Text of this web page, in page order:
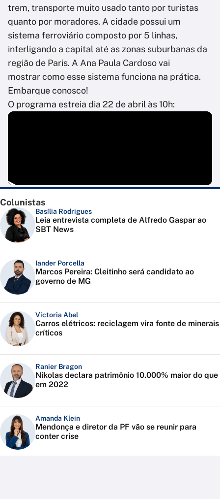
trem, transporte muito usado tanto por turistas
quanto por moradores. A cidade possui um
sistema ferroviário composto por 5 linhas,
interligando a capital até as zonas suburbanas da
região de Paris. A Ana Paula Cardoso vai
mostrar como esse sistema funciona na prática.
Embarque conosco!
O programa estreia dia 22 de abril às 10h:
Colunistas
Basília Rodrigues
Leia entrevista completa de Alfredo Gaspar ao
SBT News
Iander Porcella
Marcos Pereira: Cleitinho será candidato ao
governo de MG
Victoria Abel
Carros elétricos: reciclagem vira fonte de minerais
críticos
Ranier Bragon
Nikolas declara patrimônio 10.000% maior do que
em 2022
Amanda Klein
Mendonça e diretor da PF vão se reunir para
conter crise